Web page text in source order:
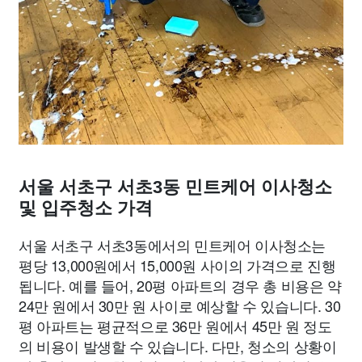
서울 서초구 서초3동 민트케어 이사청소
및 입주청소 가격
서울 서초구 서초3동에서의 민트케어 이사청소는
평당 13,000원에서 15,000원 사이의 가격으로 진행
됩니다. 예를 들어, 20평 아파트의 경우 총 비용은 약
24만 원에서 30만 원 사이로 예상할 수 있습니다. 30
평 아파트는 평균적으로 36만 원에서 45만 원 정도
의 비용이 발생할 수 있습니다. 다만, 청소의 상황이